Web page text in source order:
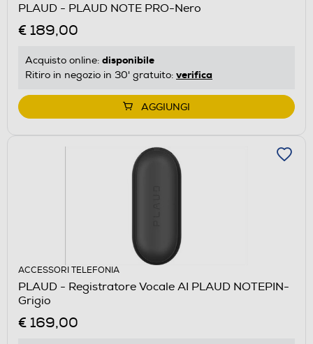
PLAUD - PLAUD NOTE PRO-Nero
€ 189,00
Acquisto online: disponibile
Ritiro in negozio in 30' gratuito: verifica
AGGIUNGI
ACCESSORI TELEFONIA
PLAUD - Registratore Vocale AI PLAUD NOTEPIN-
Grigio
€ 169,00